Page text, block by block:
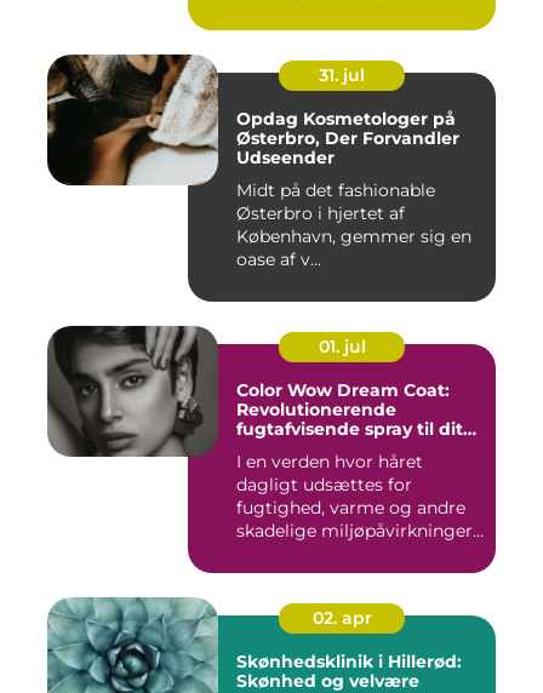
31. jul
Opdag Kosmetologer på
Østerbro, Der Forvandler
Udseender
Midt på det fashionable
Østerbro i hjertet af
København, gemmer sig en
oase af v...
01. jul
Color Wow Dream Coat:
Revolutionerende
fugtafvisende spray til dit
I en verden hvor håret
dagligt udsættes for
fugtighed, varme og andre
skadelige miljøpåvirkninger,
02. apr
Skønhedsklinik i Hillerød:
Skønhed og velvære